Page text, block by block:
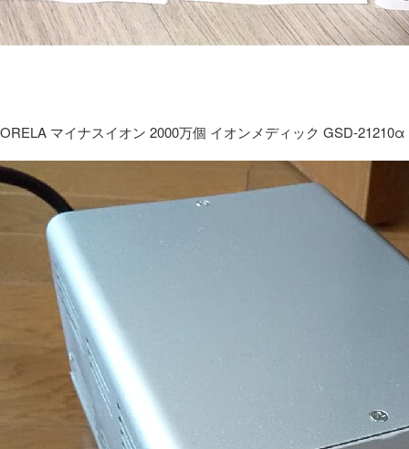
ORELA マイナスイオン 2000万個 イオンメディック GSD-21210α